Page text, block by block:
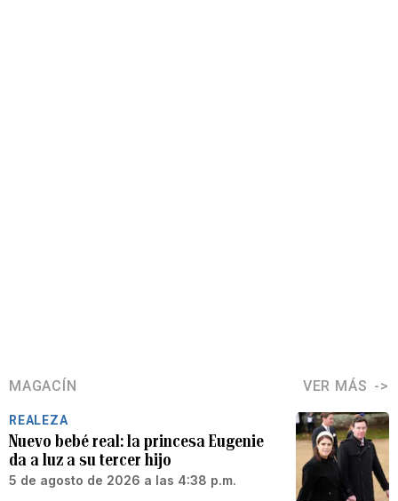
MAGACÍN VER MÁS
REALEZA
Nuevo bebé real: la princesa Eugenie
da a luz a su tercer hijo
5 de agosto de 2026 a las 4:38 p.m.